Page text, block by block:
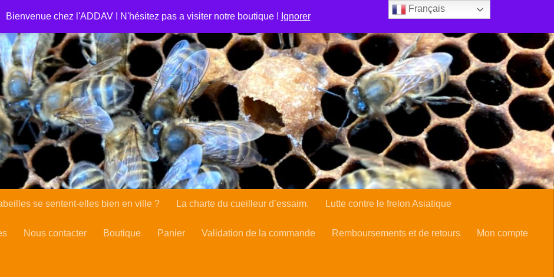
Bienvenue chez l'ADDAV ! N'hésitez pas a visiter notre boutique ! Ignorer
défense de l’abeille en ville Apiculture urbaine : les abeilles se sentent-elles bien en ville ? Boutique
Client Portal Client Portal Cookie Policy Lutte contre le frelon Asiatique Manage Subscriptions Mon compte
et de retours Validation de la commande La charte du cueilleur d’essaim.
se sentent-elles bien en ville ? La charte du cueilleur d’essaim. Lutte contre le frelon Asiatique
Nous contacter Boutique Panier Validation de la commande Remboursements et de retours Mon compte
Français